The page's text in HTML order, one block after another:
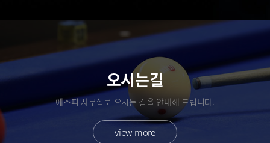
오시는길
에스피 사무실로 오시는 길을 안내해 드립니다.
view more